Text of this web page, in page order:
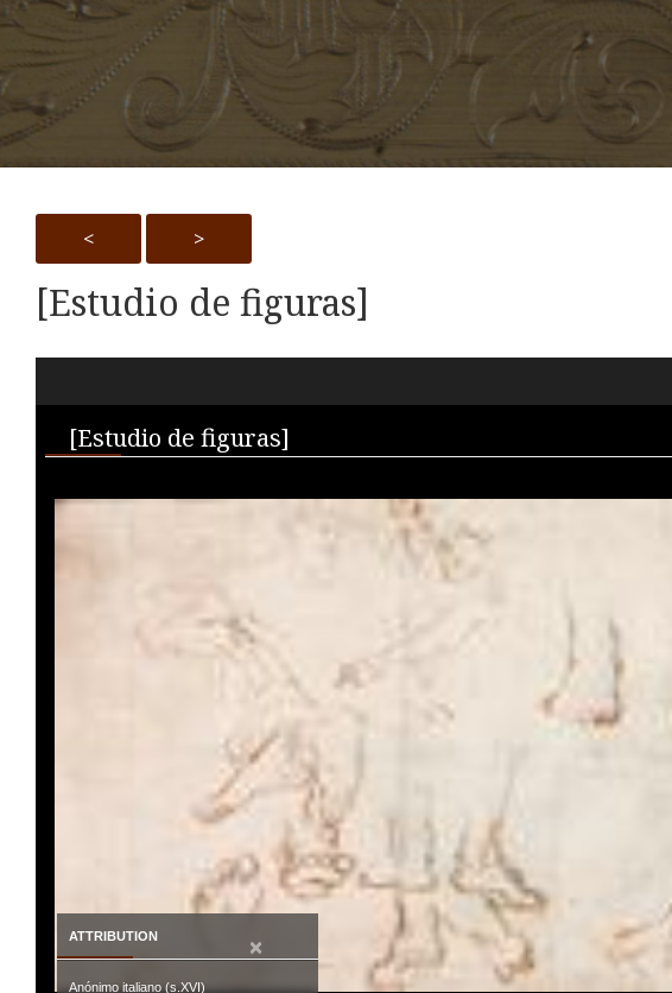
< >
[Estudio de figuras]
Media Viewer
[Estudio de figuras]
ATTRIBUTION ×
Anónimo italiano (s.XVI)